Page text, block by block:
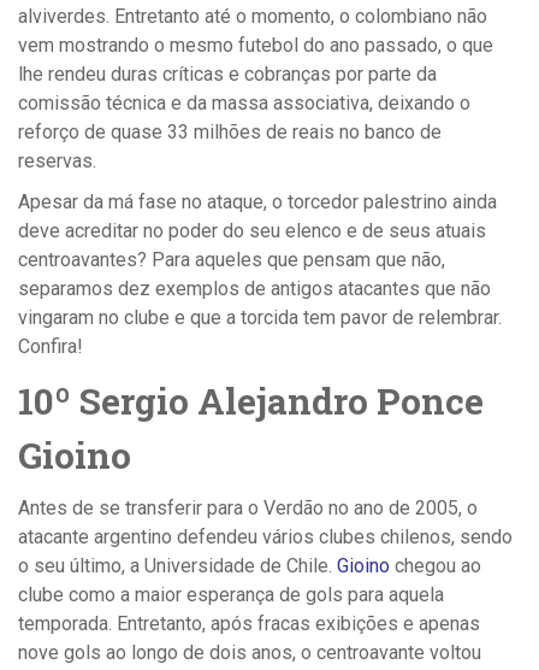
alviverdes. Entretanto até o momento, o colombiano não
vem mostrando o mesmo futebol do ano passado, o que
lhe rendeu duras críticas e cobranças por parte da
comissão técnica e da massa associativa, deixando o
reforço de quase 33 milhões de reais no banco de
reservas.
Apesar da má fase no ataque, o torcedor palestrino ainda
deve acreditar no poder do seu elenco e de seus atuais
centroavantes? ­­Para aqueles que pensam que não,
separamos dez exemplos de antigos atacantes que não
vingaram no clube e que a torcida tem pavor de relembrar.
Confira!
10º ­Sergio Alejandro Ponce
Gioino
Antes de se transferir para o Verdão no ano de 2005, o
atacante argentino defendeu vários clubes chilenos, sendo
o seu último, a Universidade de Chile. Gioino chegou ao
clube como a maior esperança de gols para aquela
temporada. Entretanto, após fracas exibições e apenas
nove gols ao longo de dois anos, o centroavante voltou